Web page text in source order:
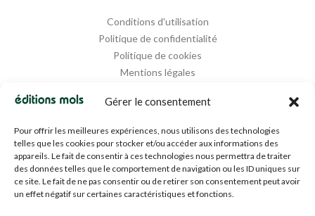
Gérer le consentement
Pour offrir les meilleures expériences, nous utilisons des technologies
telles que les cookies pour stocker et/ou accéder aux informations des
appareils. Le fait de consentir à ces technologies nous permettra de traiter
des données telles que le comportement de navigation ou les ID uniques sur
ce site. Le fait de ne pas consentir ou de retirer son consentement peut avoir
un effet négatif sur certaines caractéristiques et fonctions.
Conditions d'utilisation
Politique de confidentialité
Politique de cookies
Mentions légales